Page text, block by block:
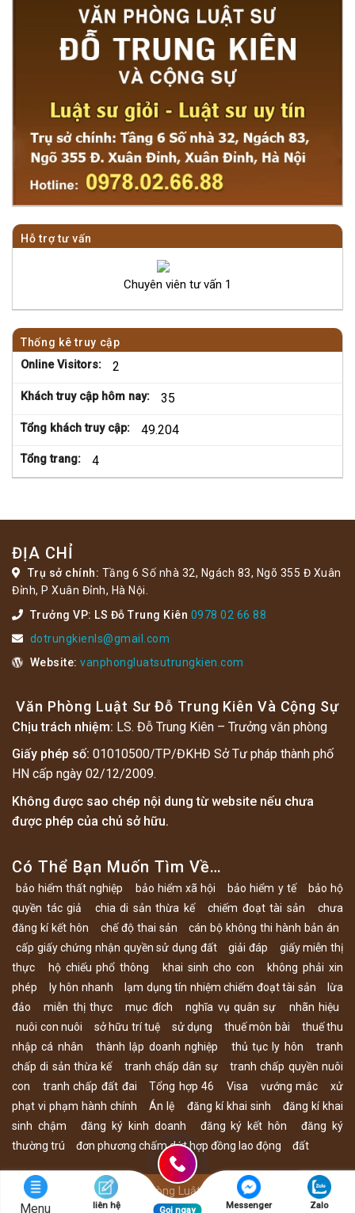
Hỗ trợ tư vấn
Chuyên viên tư vấn 1
Thống kê truy cập
Online Visitors: 2
Khách truy cập hôm nay: 35
Tổng khách truy cập: 49.204
Tổng trang: 4
ĐỊA CHỈ
Trụ sở chính: Tầng 6 Số nhà 32, Ngách 83, Ngõ 355 Đ Xuân
Đỉnh, P Xuân Đỉnh, Hà Nội.
Trưởng VP: LS Đỗ Trung Kiên 0978 02 66 88
dotrungkienls@gmail.com
Website: vanphongluatsutrungkien.com
Văn Phòng Luật Sư Đỗ Trung Kiên Và Cộng Sự
Chịu trách nhiệm: LS. Đỗ Trung Kiên – Trưởng văn phòng
Giấy phép số: 01010500/TP/ĐKHĐ Sở Tư pháp thành phố
HN cấp ngày 02/12/2009.
Không được sao chép nội dung từ website nếu chưa
được phép của chủ sở hữu.
Có Thể Bạn Muốn Tìm Về…
bảo hiểm thất nghiệp bảo hiểm xã hội bảo hiểm y tế
bảo hộ
quyền tác giả
chia di sản thừa kế chiếm đoạt tài sản
chưa
đăng kí kết hôn
chế độ thai sản
cán bộ không thi hành bản án
cấp giấy chứng nhận quyền sử dụng đất
giải đáp
giấy miễn thị
thực
hộ chiếu phổ thông khai sinh cho con
không phải xin
phép
ly hôn nhanh lạm dụng tín nhiệm chiếm đoạt tài sản
lừa
đảo
miễn thị thực mục đích nghĩa vụ quân sự
nhãn hiệu
nuôi con nuôi
sở hữu trí tuệ sử dụng thuế môn bài
thuế thu
nhập cá nhân
thành lập doanh nghiệp thủ tục ly hôn
tranh
chấp di sản thừa kế
tranh chấp dân sự
tranh chấp quyền nuôi
con
tranh chấp đất đai Tổng hợp 46 Visa vướng mắc
xử
phạt vi phạm hành chính
Án lệ đăng kí khai sinh
đăng kí khai
sinh chậm
đăng ký kinh doanh đăng ký kết hôn
đăng ký
thường trú
đơn phương chấm dứt hợp đồng lao động đất
Copyright 2026 © - Văn Phòng Luật Sư Đỗ Trung Kiên và Cộng
sự
Menu liên hệ Gọi ngay Messenger Zalo